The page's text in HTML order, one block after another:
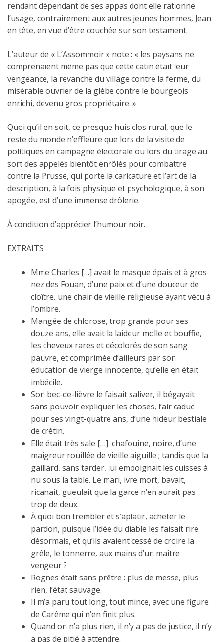
rendant dépendant de ses appas dont elle rationne
l’usage, contrairement aux autres jeunes hommes, Jean
en tête, en vue d’être couchée sur son testament.
L’auteur de « L’Assommoir » note : « les paysans ne
comprenaient même pas que cette catin était leur
vengeance, la revanche du village contre la ferme, du
misérable ouvrier de la glèbe contre le bourgeois
enrichi, devenu gros propriétaire. »
Quoi qu’il en soit, ce presque huis clos rural, que le
reste du monde n’effleure que lors de la visite de
politiques en campagne électorale ou lors du tirage au
sort des appelés bientôt enrôlés pour combattre
contre la Prusse, qui porte la caricature et l’art de la
description, à la fois physique et psychologique, à son
apogée, est d’une immense drôlerie.
À condition d’apprécier l’humour noir.
EXTRAITS
Mme Charles […] avait le masque épais et à gros
nez des Fouan, d’une paix et d’une douceur de
cloître, une chair de vieille religieuse ayant vécu à
l’ombre.
Mangée de chlorose, trop grande pour ses
douze ans, elle avait la laideur molle et bouffie,
les cheveux rares et décolorés de son sang
pauvre, et comprimée d’ailleurs par son
éducation de vierge innocente, qu’elle en était
imbécile.
Son bec-de-lièvre le faisait saliver, il bégayait
sans pouvoir expliquer les choses, l’air caduc
pour ses vingt-quatre ans, d’une hideur bestiale
de crétin.
Elle était très sale […], chafouine, noire, d’une
maigreur rouillée de vieille aiguille ; tandis que la
gaillard, sans tarder, lui empoignait les cuisses à
nu sous la table. Le mari, ivre mort, bavait,
ricanait, gueulait que la garce n’en aurait pas
trop de deux.
À quoi bon trembler et s’aplatir, acheter le
pardon, puisque l’idée du diable les faisait rire
désormais, et qu’ils avaient cessé de croire la
grêle, le tonnerre, aux mains d’un maître
vengeur ?
Rognes était sans prêtre : plus de messe, plus
rien, l’état sauvage.
Il m’a paru tout long, tout mince, avec une figure
de Carême qui n’en finit plus.
Quand on n’a plus rien, il n’y a pas de justice, il n’y
a pas de pitié à attendre.